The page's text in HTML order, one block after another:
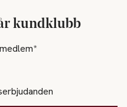
kundklubb